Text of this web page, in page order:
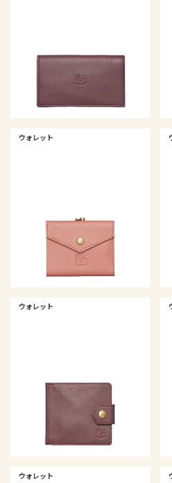
ウォレット
ウォレット
ウォレット